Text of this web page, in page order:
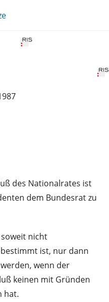
des Nationalrates ist
dem Bundesrat zu
soweit nicht
ist, nur dann
wenn der
keinen mit Gründen
hat.